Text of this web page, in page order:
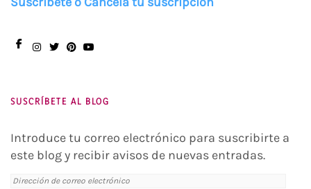
SUSCRÍBETE AL BLOG
Introduce tu correo electrónico para suscribirte a
este blog y recibir avisos de nuevas entradas.
Dirección